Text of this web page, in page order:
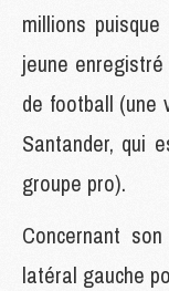
millions
jeune
de football (une
Santander, qui
groupe pro).
Concernant
latéral gauche